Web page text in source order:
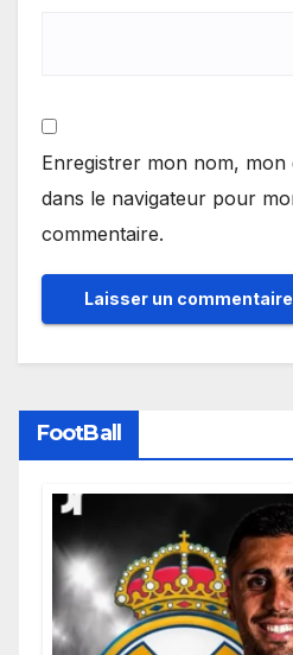
Enregistrer mon nom, mon
dans le navigateur pour
commentaire.
FootBall